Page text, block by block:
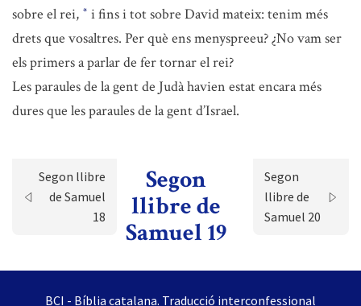
sobre el rei, * i fins i tot sobre David mateix: tenim més
drets que vosaltres. Per què ens menyspreeu? ¿No vam ser
els primers a parlar de fer tornar el rei?
Les paraules de la gent de Judà havien estat encara més
dures que les paraules de la gent d’Israel.
Segon llibre
de Samuel
18
Segon
llibre de
Samuel 19
Segon
llibre de
Samuel 20
BCI - Bíblia catalana. Traducció interconfessional